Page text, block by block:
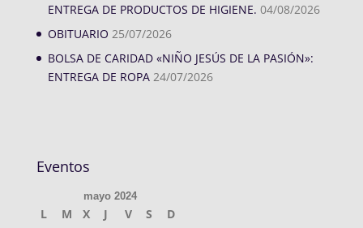
ENTREGA DE PRODUCTOS DE HIGIENE. 04/08/2026
OBITUARIO 25/07/2026
BOLSA DE CARIDAD «NIÑO JESÚS DE LA PASIÓN»:
ENTREGA DE ROPA 24/07/2026
Eventos
mayo 2024
L M X J V S
D